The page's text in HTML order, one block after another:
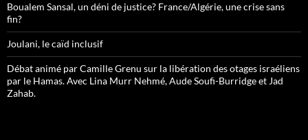
Boualem Sansal, un déni de justice? France/Algérie, une crise sans
fin?
Joulani, le caïd inclusif
Débat animé par Camille Grenu sur la libération des otages israéliens
par le Hamas. Avec Lina Murr Nehmé, Aude Soufi-Burridge et Jad
Zahab.